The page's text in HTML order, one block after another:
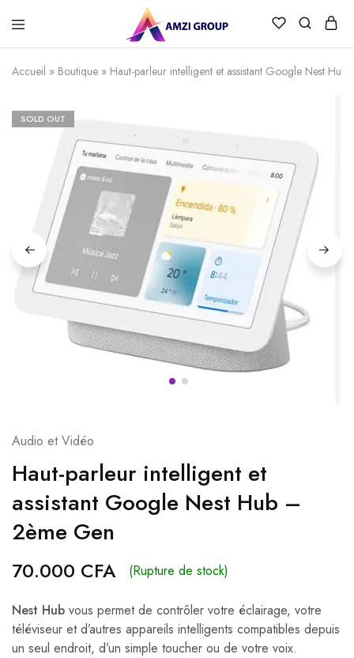
Accueil » Boutique » Haut-parleur intelligent et assistant Google Nest
SOLD OUT
Audio et Vidéo
Haut-parleur intelligent et
assistant Google Nest Hub –
2ème Gen
70.000 CFA (Rupture de stock)
Nest Hub vous permet de contrôler votre éclairage, votre
téléviseur et d’autres appareils intelligents compatibles depuis
un seul endroit, d’un simple toucher ou de votre voix.